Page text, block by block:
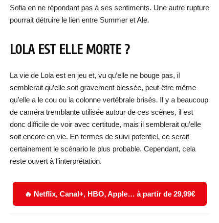
Sofia en ne répondant pas à ses sentiments. Une autre rupture
pourrait détruire le lien entre Summer et Ale.
LOLA EST ELLE MORTE ?
La vie de Lola est en jeu et, vu qu’elle ne bouge pas, il
semblerait qu’elle soit gravement blessée, peut-être même
qu’elle a le cou ou la colonne vertébrale brisés. Il y a beaucoup
de caméra tremblante utilisée autour de ces scènes, il est
donc difficile de voir avec certitude, mais il semblerait qu’elle
soit encore en vie. En termes de suivi potentiel, ce serait
certainement le scénario le plus probable. Cependant, cela
reste ouvert à l’interprétation.
🔥 Netflix, Canal+, HBO, Apple… à partir de 29,99€